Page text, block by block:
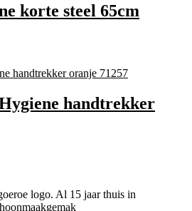
korte steel 65cm
handtrekker